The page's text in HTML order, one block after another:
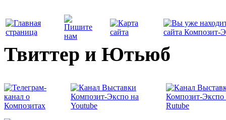
Твиттер и Ютьюб